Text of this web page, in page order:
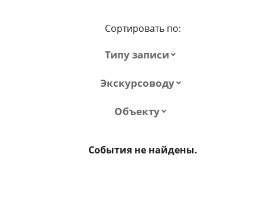
Сортировать по:
Типу записи
Экскурсоводу
Объекту
События не найдены.